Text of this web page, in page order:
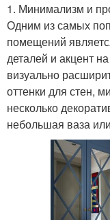
1. Минимализм и
Одним из самых
помещений
деталей и акцент
визуально
оттенки для стен,
несколько
небольшая ваза